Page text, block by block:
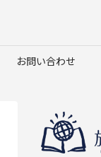
お問い合わせ